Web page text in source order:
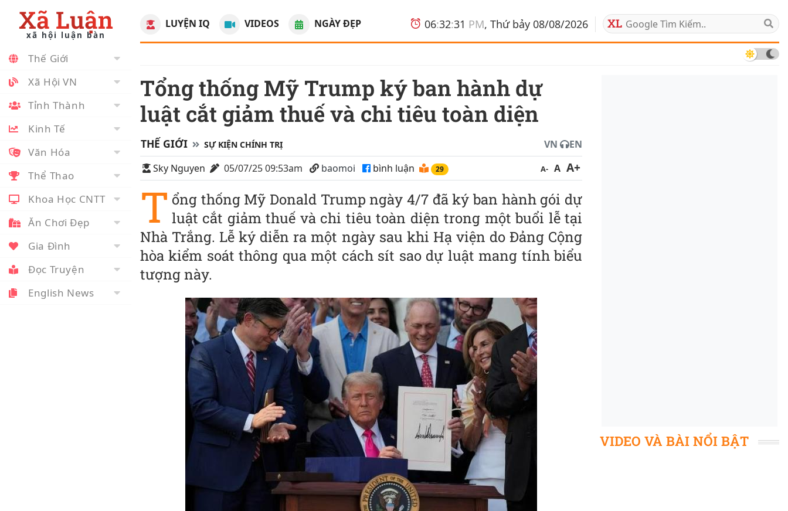
Xã Luận
xã hội luận bàn
Thế Giới
Xã Hội VN
Tỉnh Thành
Kinh Tế
Văn Hóa
Thể Thao
Khoa Học CNTT
Ăn Chơi Đẹp
Gia Đình
Đọc Truyện
English News
LUYỆN IQ VIDEOS NGÀY ĐẸP 06:32:31 PM, Thứ bảy 08/08/2026
Tổng thống Mỹ Trump ký ban hành dự
luật cắt giảm thuế và chi tiêu toàn diện
THẾ GIỚI SỰ KIỆN CHÍNH TRỊ VN
EN
Sky Nguyen
05/07/25 09:53am baomoi bình luận 28 A- A A+
T ổng thống Mỹ Donald Trump ngày 4/7 đã ký ban hành gói dự
luật cắt giảm thuế và chi tiêu toàn diện trong một buổi lễ tại
Nhà Trắng. Lễ ký diễn ra một ngày sau khi Hạ viện do Đảng Cộng
hòa kiểm soát thông qua một cách sít sao dự luật mang tính biểu
tượng này.
VIDEO VÀ BÀI NỔI BẬT